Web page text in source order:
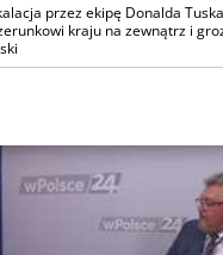
przez ekipę Donalda
kraju na zewnątrz i